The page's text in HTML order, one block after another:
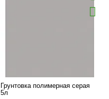
Грунтовка полимерная серая
5л